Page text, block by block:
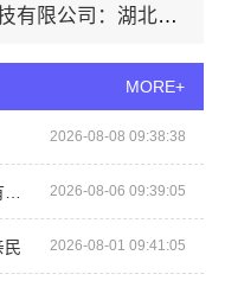
包一站式装修日式原木风快速
MORE+
2026-08-08 09:38:38
想轻松当老板的加入欣果铺子 拥有新潮流新模式 2026-08-06 09:39:05
民 2026-08-01 09:41:05